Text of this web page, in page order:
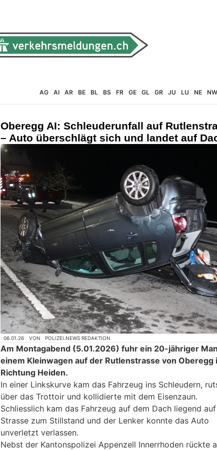
AG AI AR BE BL BS FR GE GL GR JU LU NE NW
Oberegg AI: Schleuderunfall auf
– Auto überschlägt sich und landet auf
06.01.26 VON POLIZEI.NEWS REDAKTION
Am Montagabend (5.01.2026) fuhr ein 20-jähriger
einem Kleinwagen auf der Rutlenstrasse von Oberegg
Richtung Heiden.
In einer Linkskurve kam das Fahrzeug ins Schleudern,
über das Trottoir und kollidierte mit dem Eisenzaun.
Schliesslich kam das Fahrzeug auf dem Dach liegend
Strasse zum Stillstand und der Lenker konnte das Auto
unverletzt verlassen.
Nebst der Kantonspolizei Appenzell Innerrhoden rückte